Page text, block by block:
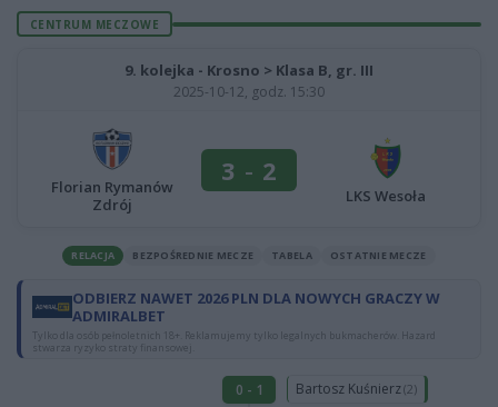
CENTRUM MECZOWE
9. kolejka - Krosno > Klasa B, gr. III
2025-10-12, godz. 15:30
Florian Rymanów
Zdrój
3 - 2
LKS Wesoła
RELACJA BEZPOŚREDNIE MECZE TABELA OSTATNIE MECZE
ODBIERZ NAWET 2026 PLN DLA NOWYCH GRACZY W
ADMIRALBET
Tylko dla osób pełnoletnich 18+. Reklamujemy tylko legalnych bukmacherów. Hazard
stwarza ryzyko straty finansowej.
0 - 1 Bartosz Kuśnierz(2)